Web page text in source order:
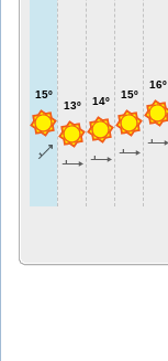
15º
13º 14º
15º
16º